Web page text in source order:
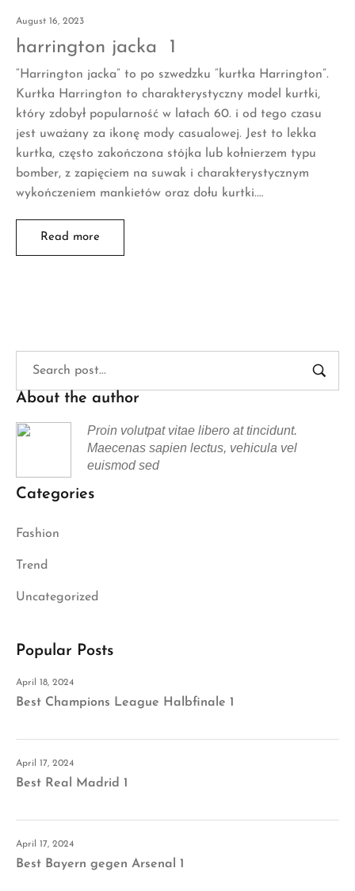
August 16, 2023
harrington jacka 1
“Harrington jacka” to po szwedzku “kurtka Harrington”.
Kurtka Harrington to charakterystyczny model kurtki,
który zdobył popularność w latach 60. i od tego czasu
jest uważany za ikonę mody casualowej. Jest to lekka
kurtka, często zakończona stójka lub kołnierzem typu
bomber, z zapięciem na suwak i charakterystycznym
wykończeniem mankietów oraz dołu kurtki.…
Read more
About the author
Proin volutpat vitae libero at tincidunt.
Maecenas sapien lectus, vehicula vel
euismod sed
Categories
Fashion
Trend
Uncategorized
Popular Posts
April 18, 2024
Best Champions League Halbfinale 1
April 17, 2024
Best Real Madrid 1
April 17, 2024
Best Bayern gegen Arsenal 1